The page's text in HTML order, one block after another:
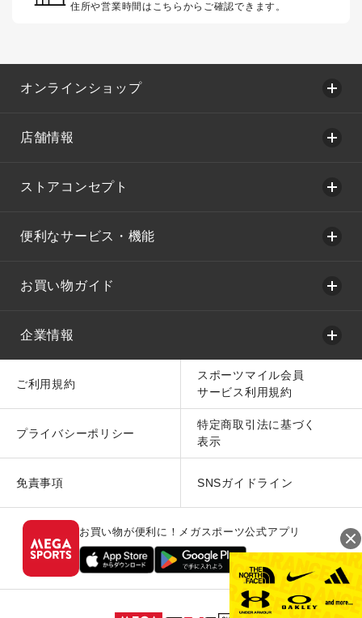
住所や営業時間はこちらからご確認できます。
オンラインショップ
店舗情報
ストアコンセプト
便利なサービス・機能
お買い物ガイド
企業情報
ご利用規約
スポーツマイル会員
サービス利用規約
プライバシーポリシー
特定商取引法に基づく
表示
免責事項 SNSガイドライン
お買い物が便利に！メガスポーツ公式アプリ